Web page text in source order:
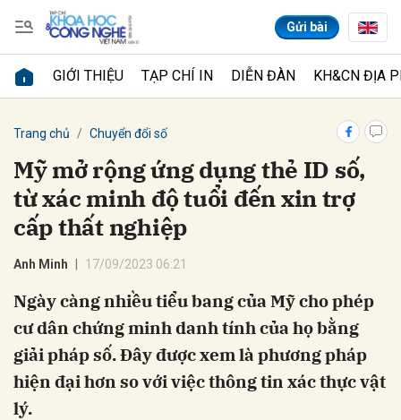
Gửi bài
GIỚI THIỆU TẠP CHÍ IN DIỄN ĐÀN KH&CN ĐỊA
Trang chủ Chuyển đổi số
Mỹ mở rộng ứng dụng thẻ ID số,
từ xác minh độ tuổi đến xin trợ
cấp thất nghiệp
Anh Minh 17/09/2023 06:21
Ngày càng nhiều tiểu bang của Mỹ cho phép
cư dân chứng minh danh tính của họ bằng
giải pháp số. Đây được xem là phương pháp
hiện đại hơn so với việc thông tin xác thực vật
lý.
Gửi bình luận
Hủy Gửi